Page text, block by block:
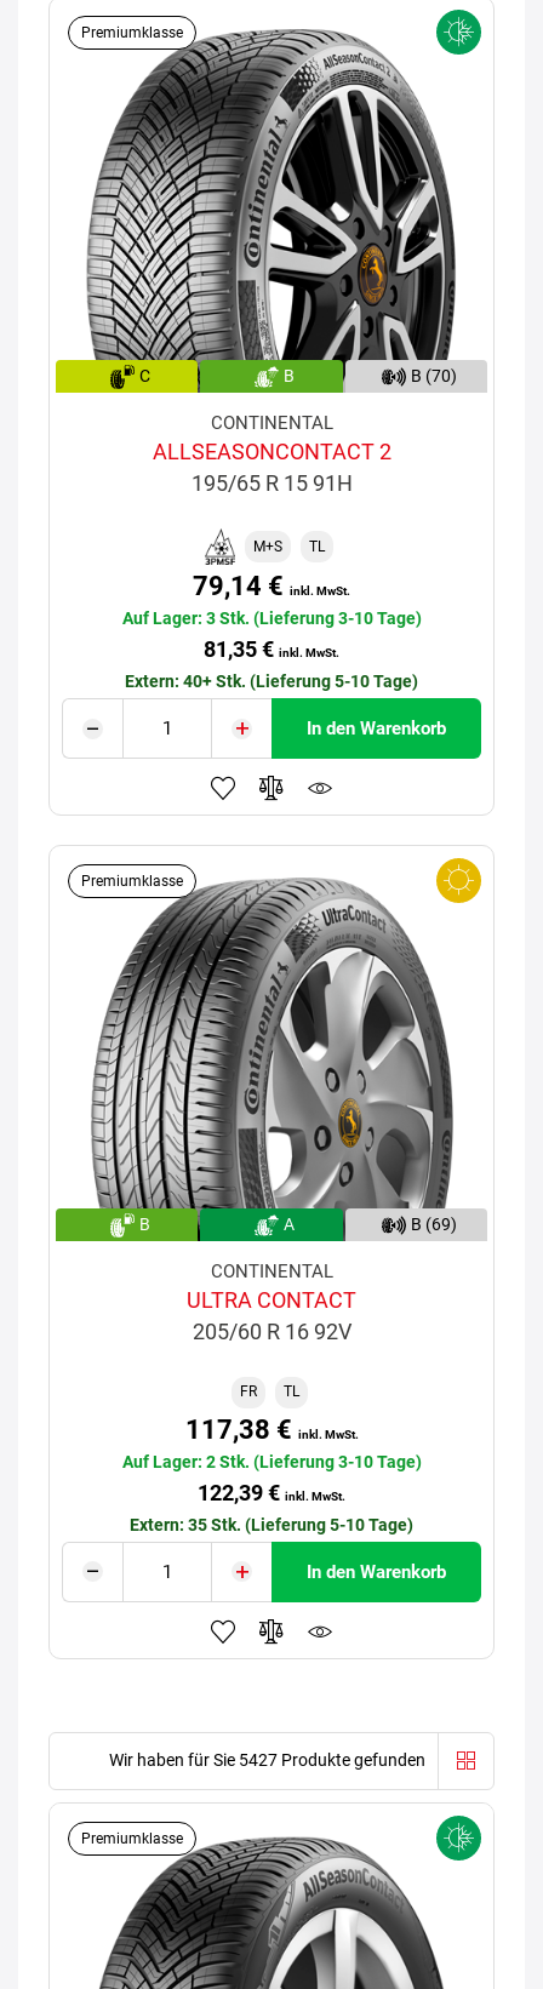
Premiumklasse
C B B (70)
CONTINENTAL
ALLSEASONCONTACT 2
195/65 R 15 91H
M+S TL
79,14 € inkl. MwSt.
Auf Lager: 3 Stk. (Lieferung 3-10 Tage)
81,35 € inkl. MwSt.
Extern: 40+ Stk. (Lieferung 5-10 Tage)
In den Warenkorb
Premiumklasse
B A B (69)
CONTINENTAL
ULTRA CONTACT
205/60 R 16 92V
FR TL
117,38 € inkl. MwSt.
Auf Lager: 2 Stk. (Lieferung 3-10 Tage)
122,39 € inkl. MwSt.
Extern: 35 Stk. (Lieferung 5-10 Tage)
In den Warenkorb
Wir haben für Sie 5427 Produkte gefunden
Premiumklasse